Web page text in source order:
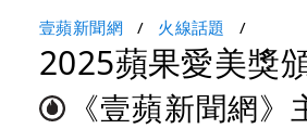
壹蘋新聞網 火線話題
2025蘋果愛美獎
《壹蘋新聞網》